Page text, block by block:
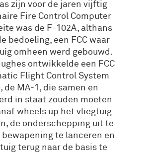
zijn voor de jaren vijftig
Fire Control Computer
was de F-102A, althans
bedoeling, een FCC waar
omheen werd gebouwd.
ontwikkelde een FCC
Flight Control System
de MA-1, die samen en
in staat zouden moeten
wheels up het vliegtuig
de onderschepping uit te
bewapening te lanceren en
terug naar de basis te